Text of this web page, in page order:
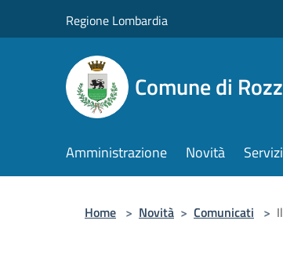
Regione Lombardia
Comune di
Amministrazione Novità Servizi
Home > Novità > Comunicati >